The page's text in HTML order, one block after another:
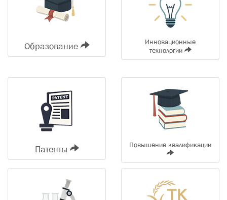
Образование
Инновационные
технологии
Патенты Повышение квалификации